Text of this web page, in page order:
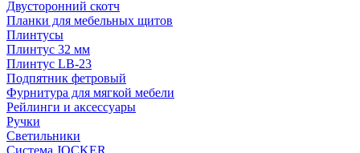
Двусторонний скотч
Планки для мебельных щитов
Плинтусы
Плинтус 32 мм
Плинтус LB-23
Подпятник фетровый
Фурнитура для мягкой мебели
Рейлинги и аксессуары
Ручки
Светильники
Система JOCKER